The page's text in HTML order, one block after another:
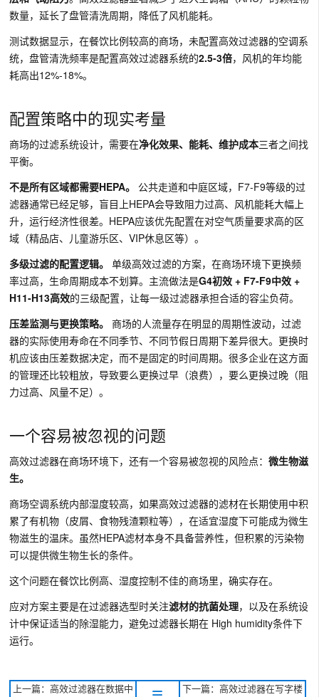
数量，延长了盘管清洗周期，降低了风机能耗。
测试数据显示，在餐饮比例较高的商场，未配置高效过滤器的空调系
统，盘管清洗频率是配置高效过滤器系统的2.5-3倍，风机的年均能
耗高出12%-18%。
配置策略中的现实考量
商场的过滤系统设计，需要在净化效果、能耗、维护成本三者之间找
平衡。
不是所有区域都需要HEPA。
公共走道和中庭区域，F7-F9等级的过
滤器通常已经足够，盲目上HEPA会导致阻力过高、风机能耗大幅上
升，运行经济性很差。HEPA应该优先配置在对空气质量要求高的区
域（精品店、儿童游乐区、VIP休息区等）。
多级过滤的配置逻辑。 单级高效过滤的方案，在商场环境下更换频
率过高，生命周期成本不划算。主流做法是G4初效 + F7-F9中效 +
H11-H13高效的三级配置，让每一级过滤器承担合适的容尘负荷。
压差监测与更换策略。 商场的人流量存在明显的周期性波动，过滤
器的实际使用寿命在不同季节、不同节假日周期下差异很大。更换时
机应该由压差数据决定，而不是固定的时间周期。很多企业在这方面
的管理还比较粗放，导致要么更换过早（浪费），要么更换过晚（阻
力过高、风量不足）。
一个容易被忽视的问题
高效过滤器在商场环境下，还有一个容易被忽视的风险点： 微生物滋
生。
商场空调系统内部湿度较高，如果高效过滤器的滤材在长期使用中积
累了有机物（皮屑、食物残渣颗粒等），在适宜湿度下可能成为微生
物滋生的温床。虽然HEPA滤材本身不具备营养性，但积累的污染物
可以提供微生物生长的条件。
这个问题在餐饮比例高、湿度控制不佳的商场里，确实存在。
应对方案主要是在过滤器选型时关注滤材的抗菌处理，以及在系统设
计中保证适当的除湿能力，避免过滤器长期在 High humidity条件下
运行。
上一篇：高效过滤器在数据中
下一篇：高效过滤器在写字楼